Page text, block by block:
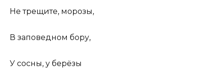
Не трещите, морозы,
В заповедном бору,
У сосны, у берёзы